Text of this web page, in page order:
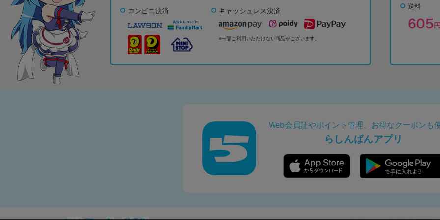
コンビニ決済 キャッシュレス決済
※一部ご利用いただけない商品がございます。
送料
Web会員証やポイント管理、お得なクーポンも
らしんばんアプリ